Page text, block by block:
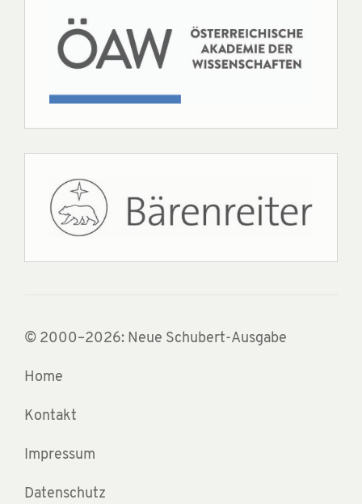
© 2000–2026: Neue Schubert-Ausgabe
Home
Kontakt
Impressum
Datenschutz